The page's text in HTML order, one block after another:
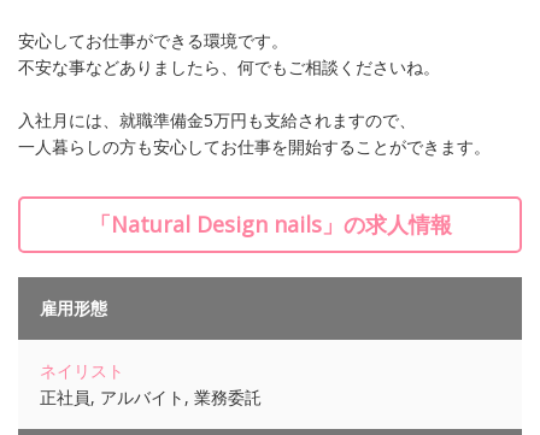
安心してお仕事ができる環境です。
不安な事などありましたら、何でもご相談くださいね。
入社月には、就職準備金5万円も支給されますので、
一人暮らしの方も安心してお仕事を開始することができます。
「Natural Design nails」の求人情報
雇用形態
ネイリスト
正社員, アルバイト, 業務委託